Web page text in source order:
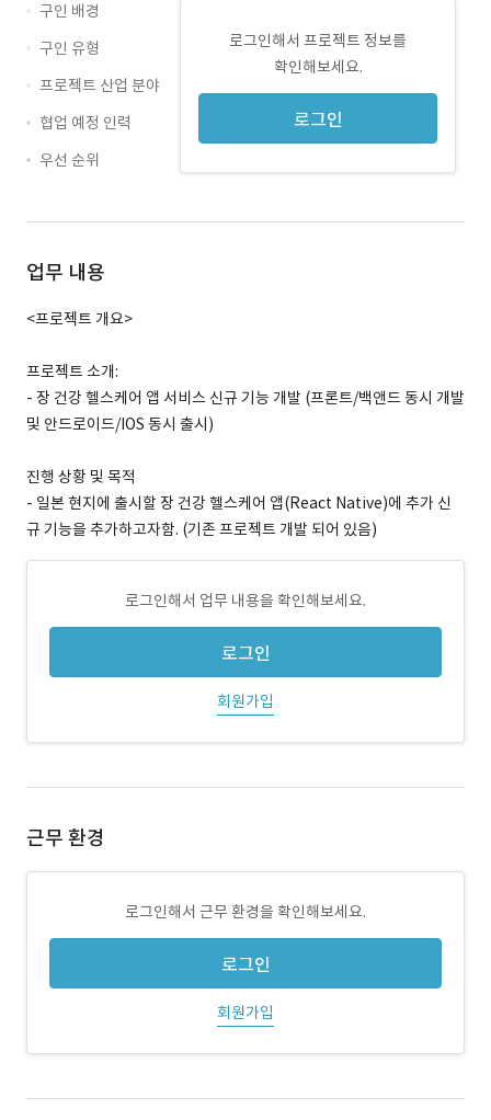
로그인해서 프로젝트 정보를
확인해보세요.
로그인
구인 배경
구인 유형
프로젝트 산업 분야
협업 예정 인력
우선 순위
업무 내용
<프로젝트 개요>
프로젝트 소개:
- 장 건강 헬스케어 앱 서비스 신규 기능 개발 (프론트/백앤드 동시 개발
및 안드로이드/IOS 동시 출시)
진행 상황 및 목적
- 일본 현지에 출시할 장 건강 헬스케어 앱(React Native)에 추가 신
규 기능을 추가하고자함. (기존 프로젝트 개발 되어 있음)
로그인해서 업무 내용을 확인해보세요.
로그인
회원가입
근무 환경
로그인해서 근무 환경을 확인해보세요.
로그인
회원가입